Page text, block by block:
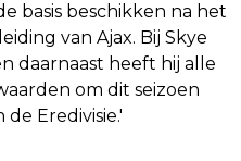
basis beschikken na het
van Ajax. Bij Skye
daarnaast heeft hij alle
om dit seizoen
Eredivisie.'